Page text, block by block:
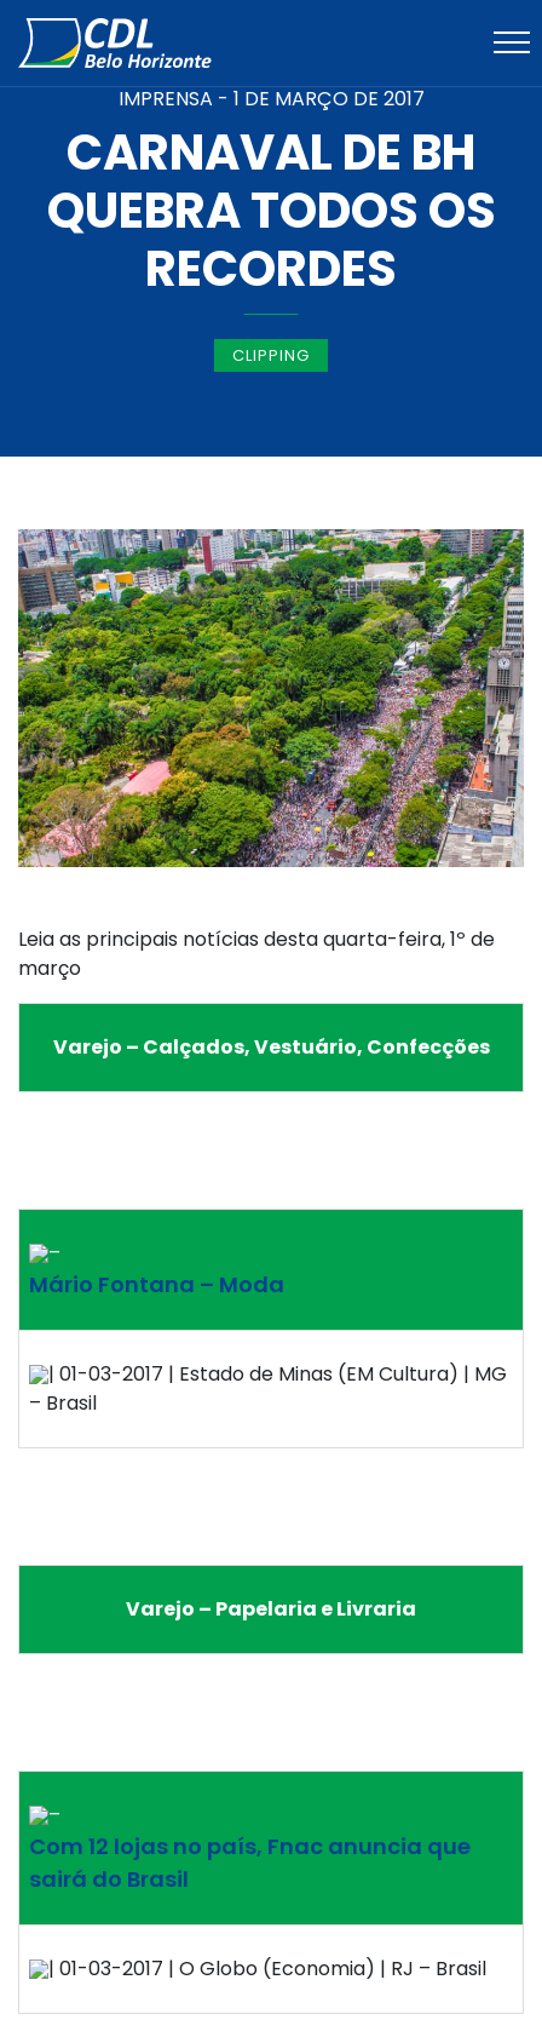
IMPRENSA - 1 DE MARÇO DE 2017
CARNAVAL DE BH
QUEBRA TODOS OS
RECORDES
CLIPPING
Leia as principais notícias desta quarta-feira, 1º de
março
Varejo – Calçados, Vestuário, Confecções
–
Mário Fontana – Moda
| 01-03-2017 | Estado de Minas (EM Cultura) | MG
– Brasil
Varejo – Papelaria e Livraria
–
Com 12 lojas no país, Fnac anuncia que
sairá do Brasil
| 01-03-2017 | O Globo (Economia) | RJ – Brasil